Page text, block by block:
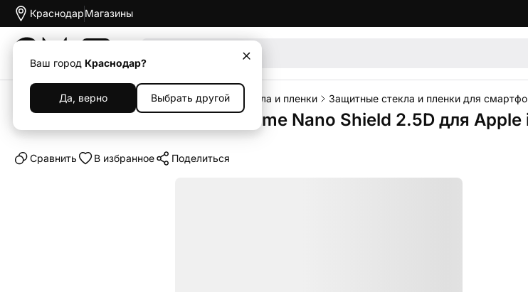
Краснодар
Ваш город Краснодар?
Да, верно Выбрать другой
Магазины
Каталог Аксессуары Защитные стекла и пленки Защитные стекла и пленки для
Защитное стекло uBear Extreme Nano Shield 2.5D для
Cравнить В избранное Поделиться